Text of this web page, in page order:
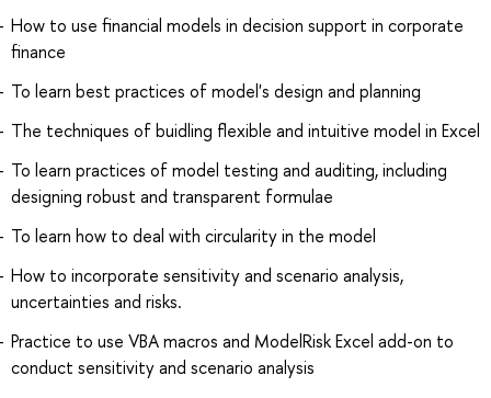
How to use financial models in decision support in corporate
finance
To learn best practices of model's design and planning
The techniques of buidling flexible and intuitive model in Excel
To learn practices of model testing and auditing, including
designing robust and transparent formulae
To learn how to deal with circularity in the model
How to incorporate sensitivity and scenario analysis,
uncertainties and risks.
Practice to use VBA macros and ModelRisk Excel add-on to
conduct sensitivity and scenario analysis